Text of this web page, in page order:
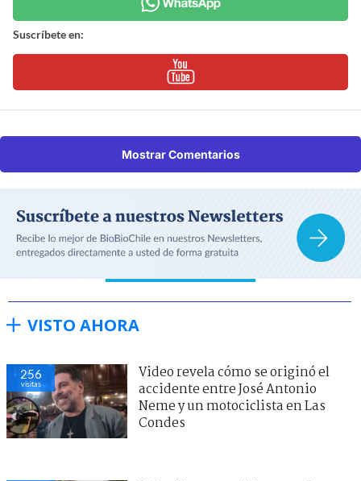
Suscríbete en:
Mostrar Comentarios
VISTO AHORA
256
visitas
Video revela cómo se originó el
accidente entre José Antonio
Neme y un motociclista en Las
Condes